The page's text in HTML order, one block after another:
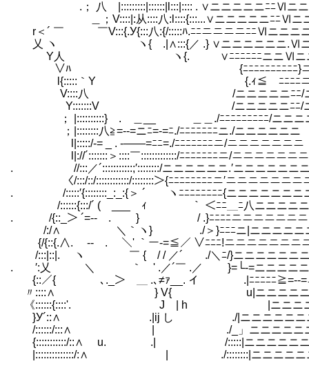
.； 八 |:::::::::|::::::|l:::|:::: . ∨ニニニニニﾆﾆⅥニニ
＿；V::::|:从::::八:l::::{:::...∨ニニニニニﾆﾆⅥニニ
r＜´ ￣ ￣V:::{.У{:::八:{/:::::ﾊ.ﾆﾆニニニニﾆﾆⅥニニニ
乂 ヽ ヽ{ .|∧:::{／ .} ∨ニニニニニニ.Ⅵニニ
Y人 ヽ{. ∨ﾆﾆﾆﾆﾆﾆニニⅥニニ
∨ﾊ {ﾆﾆﾆﾆﾆﾆﾆﾆﾆﾆ}ニニ
l{:::::｀Y {.ｨ≦￣ﾆﾆﾆﾆニ.}ニニニ
V::::八 /ニニニニニﾆﾆ/ニニ
Y:::::::V /ニニニニニﾆﾆ/ニニ
； |::::::::::}ゝ. ＿__ ＿＿./ﾆﾆﾆﾆﾆﾆﾆﾆﾆ/ニニ
；|::::::::八≧=--=ニﾆ=-=ﾆ./ﾆﾆﾆﾆﾆﾆﾆニ./ニニニニニニ
l|:::::/-= _ . -――=ﾆﾆ=./ﾆﾆﾆﾆﾆﾆﾆニ/ニニニニニニニ
l|://´:::::::＞::::￣:::::::::::::/ﾆﾆﾆﾆﾆﾆﾆニ/ニニニニニニ
. //:::／´:::::::::::;′::::::::/ニニニニニニ.′ニニニニニニ
〈/:::/::/::::::::::::/::::::::＞{ﾆﾆﾆﾆﾆﾆﾆﾆニ′ニニニニニニニ
. /:::::′{::::::::_:_:{＞ ´ ヽﾆﾆﾆﾆﾆﾆﾆﾆ{ニニニニニニニ
/::::::{:::/´ (￣___ ｨ ｀ ＜ﾆﾆ＿ﾆ八ニニニニニ
. /{::_＞ ´=‐- . } / .}ﾆﾆﾆﾆニニニニニニニ
/:/∧ ＼｀ヽ} ./＞}ﾆﾆﾆニ|ニニニニニニ
{/{::{.∧. ‐- . ＼' ｀ー‐=≦／ ∨ﾆﾆﾆ!ニニニニニニニ
/:::|::|. ヽ ￣ { / / ／´ ./＼ﾆ/}ニニニニニニニ
. ′:乂 ＼ ｀ゝ' .／´￣ .／ }=└-=ニニニニニ
{::／{ ､._＞ ＿ .､≠ｧ__. イ .|ﾆﾆﾆﾆﾆ≧=--=
〃::::∧ } V{ u|ニニニニニニニ
《::::::{::::'. J | h |ニニニニニニ
}У´::∧ .|ij し ./|ニニニニニニニ
/::::::/:::∧ | ./_」ニニニニニニニ
{:::::::::::/::∧ u. .| /:::::|ニニニニニニニ
|::::::::::::::/:∧ | ./::::::::|ニニニニニニ